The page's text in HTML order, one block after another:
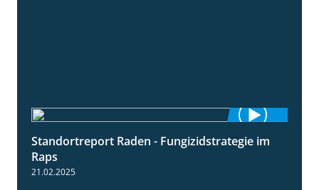
5:08
Standortreport Raden - Fungizidstrategie im
Raps
21.02.2025